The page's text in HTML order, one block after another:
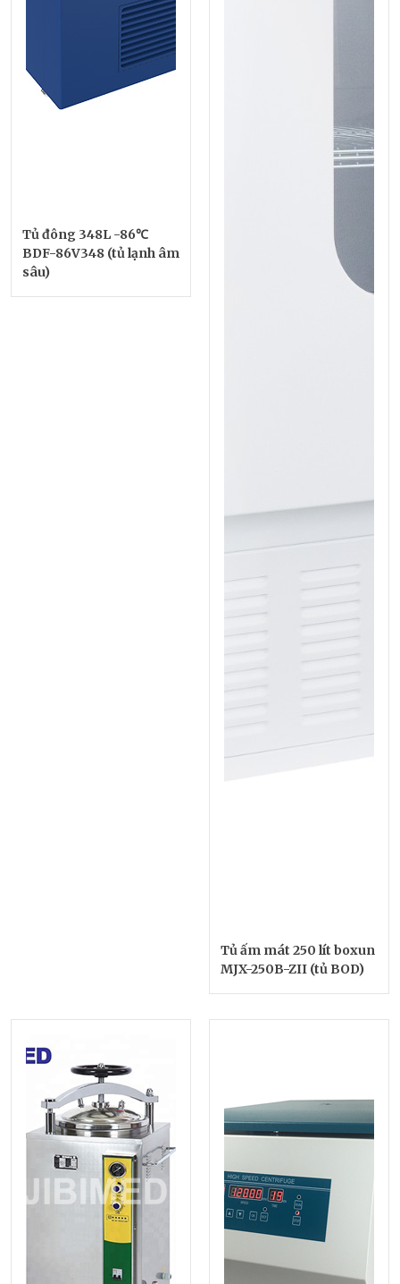
Tủ đông 348L -86℃
BDF-86V348 (tủ lạnh âm
sâu)
Tủ ấm mát 250 lít boxun
MJX-250B-ZII (tủ BOD)